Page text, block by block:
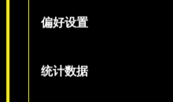
偏好设置
统计数据
也许觉得重锤
点，但实际上
那股杀气。然而